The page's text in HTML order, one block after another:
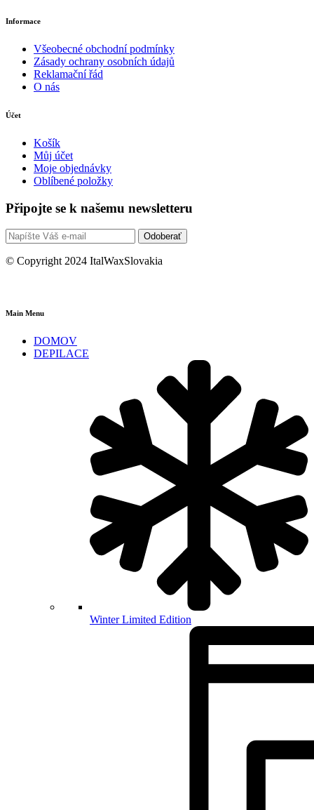
Informace
Všeobecné obchodní podmínky
Zásady ochrany osobních údajů
Reklamační řád
O nás
Účet
Košík
Můj účet
Moje objednávky
Oblíbené položky
Připojte se k našemu newsletteru
Odoberať
© Copyright 2024 ItalWaxSlovakia
Main Menu
DOMOV
DEPILACE
Winter Limited Edition